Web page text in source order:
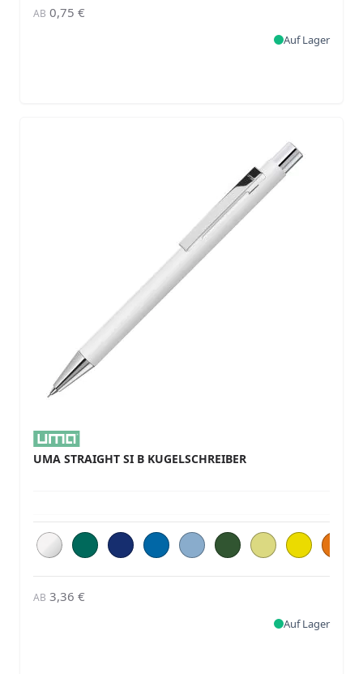
AB 0,75 €
Auf Lager
UMA STRAIGHT SI B KUGELSCHREIBER
AB 3,36 €
Auf Lager